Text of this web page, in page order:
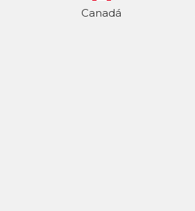
Canadá